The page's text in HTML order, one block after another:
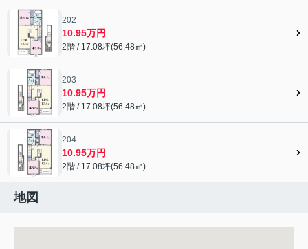
202
10.95万円
2階 / 17.08坪(56.48㎡)
203
10.95万円
2階 / 17.08坪(56.48㎡)
204
10.95万円
2階 / 17.08坪(56.48㎡)
地図